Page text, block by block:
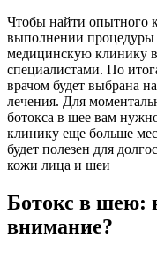
Чтобы найти опытного
выполнении процедуры
медицинскую клинику в
специалистами. По
врачом будет выбрана
лечения. Для
ботокса в шее вам
клинику еще больше
будет полезен для
кожи лица и шеи
Ботокс в шею:
внимание?